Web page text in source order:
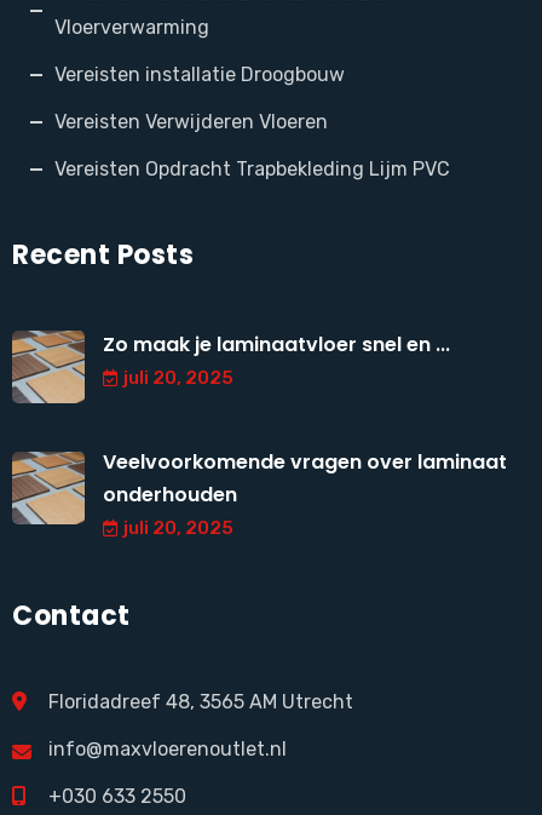
Vloerverwarming
Vereisten installatie Droogbouw
Vereisten Verwijderen Vloeren
Vereisten Opdracht Trapbekleding Lijm PVC
Recent Posts
Zo maak je laminaatvloer snel en ...
juli 20, 2025
Veelvoorkomende vragen over laminaat
onderhouden
juli 20, 2025
Contact
Floridadreef 48, 3565 AM Utrecht
info@maxvloerenoutlet.nl
+030 633 2550